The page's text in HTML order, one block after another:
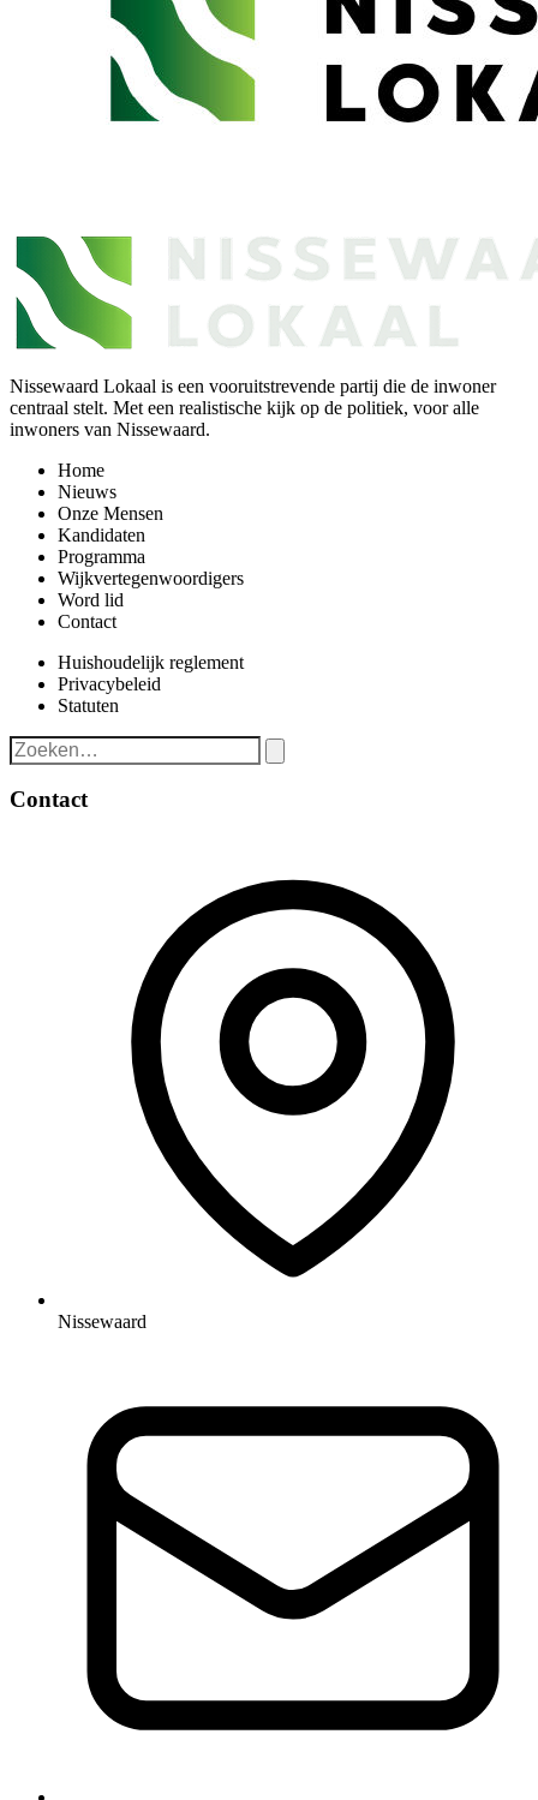
Nissewaard Lokaal is een vooruitstrevende partij die de inwoner
centraal stelt. Met een realistische kijk op de politiek, voor alle
inwoners van Nissewaard.
Home
Nieuws
Onze Mensen
Kandidaten
Programma
Wijkvertegenwoordigers
Word lid
Contact
Huishoudelijk reglement
Privacybeleid
Statuten
Contact
Nissewaard